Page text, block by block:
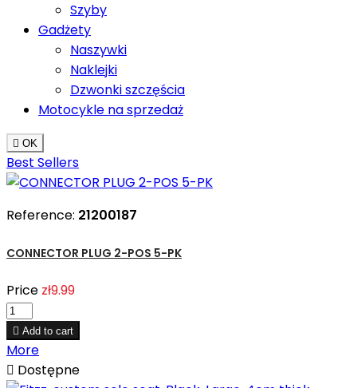
Szyby
Gadżety
Naszywki
Naklejki
Dzwonki szczęścia
Motocykle na sprzedaż
 OK
Best Sellers
Reference: 21200187
CONNECTOR PLUG 2-POS 5-PK
Price zł9.99
 Add to cart
More
 Dostępne